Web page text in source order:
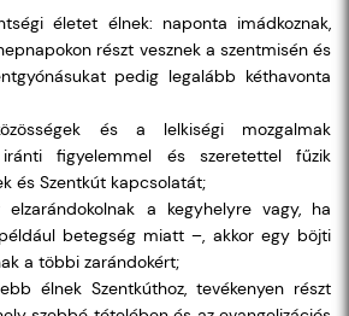
életet élnek: naponta imádkoznak,
részt vesznek a szentmisén és
pedig legalább kéthavonta
és a lelkiségi mozgalmak
iránti figyelemmel és szeretettel fűzik
és Szentkút kapcsolatát;
elzarándokolnak a kegyhelyre vagy, ha
betegség miatt –, akkor egy böjti
a többi zarándokért;
élnek Szentkúthoz, tevékenyen részt